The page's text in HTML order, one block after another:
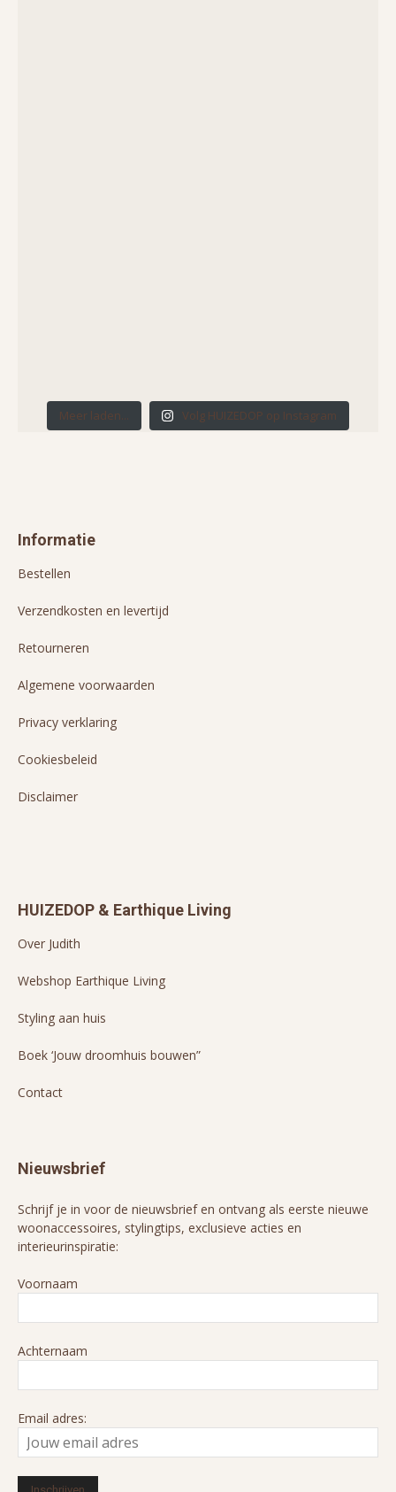
Meer laden... Volg HUIZEDOP op Instagram
Informatie
Bestellen
Verzendkosten en levertijd
Retourneren
Algemene voorwaarden
Privacy verklaring
Cookiesbeleid
Disclaimer
HUIZEDOP & Earthique Living
Over Judith
Webshop Earthique Living
Styling aan huis
Boek ‘Jouw droomhuis bouwen”
Contact
Nieuwsbrief
Schrijf je in voor de nieuwsbrief en ontvang als eerste nieuwe
woonaccessoires, stylingtips, exclusieve acties en
interieurinspiratie:
Voornaam
Achternaam
Email adres: